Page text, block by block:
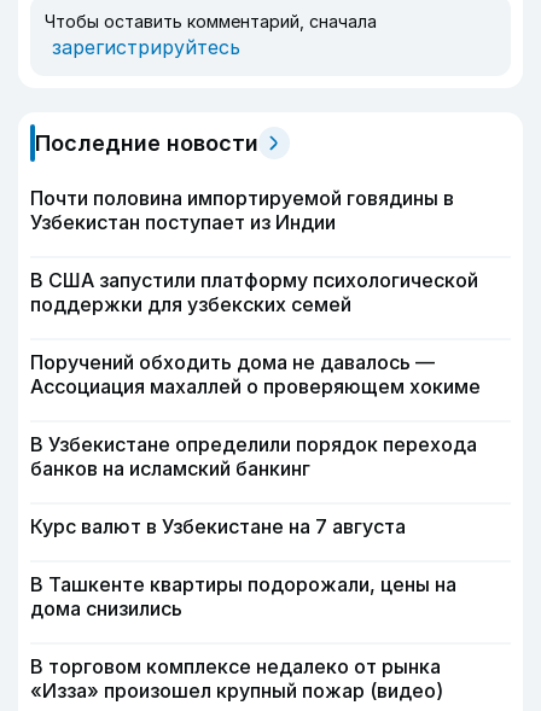
Чтобы оставить комментарий, сначала
зарегистрируйтесь
Последние новости
Почти половина импортируемой говядины в
Узбекистан поступает из Индии
В США запустили платформу психологической
поддержки для узбекских семей
Поручений обходить дома не давалось —
Ассоциация махаллей о проверяющем хокиме
В Узбекистане определили порядок перехода
банков на исламский банкинг
Курс валют в Узбекистане на 7 августа
В Ташкенте квартиры подорожали, цены на
дома снизились
В торговом комплексе недалеко от рынка
«Изза» произошел крупный пожар (видео)